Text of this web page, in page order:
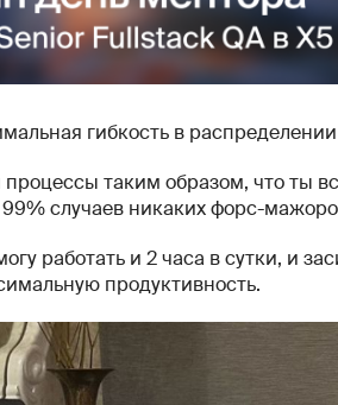
гибкость в
таким образом, что ты
случаев никаких форс-
работать и 2 часа в сутки, и
продуктивность.